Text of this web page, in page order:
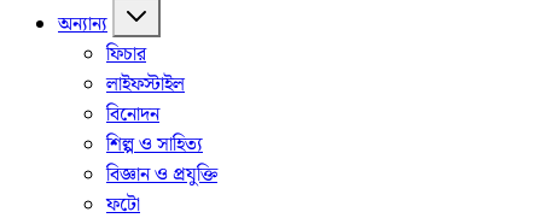
অন্যান্য
ফিচার
লাইফস্টাইল
বিনোদন
শিল্প ও সাহিত্য
বিজ্ঞান ও প্রযুক্তি
ফটো